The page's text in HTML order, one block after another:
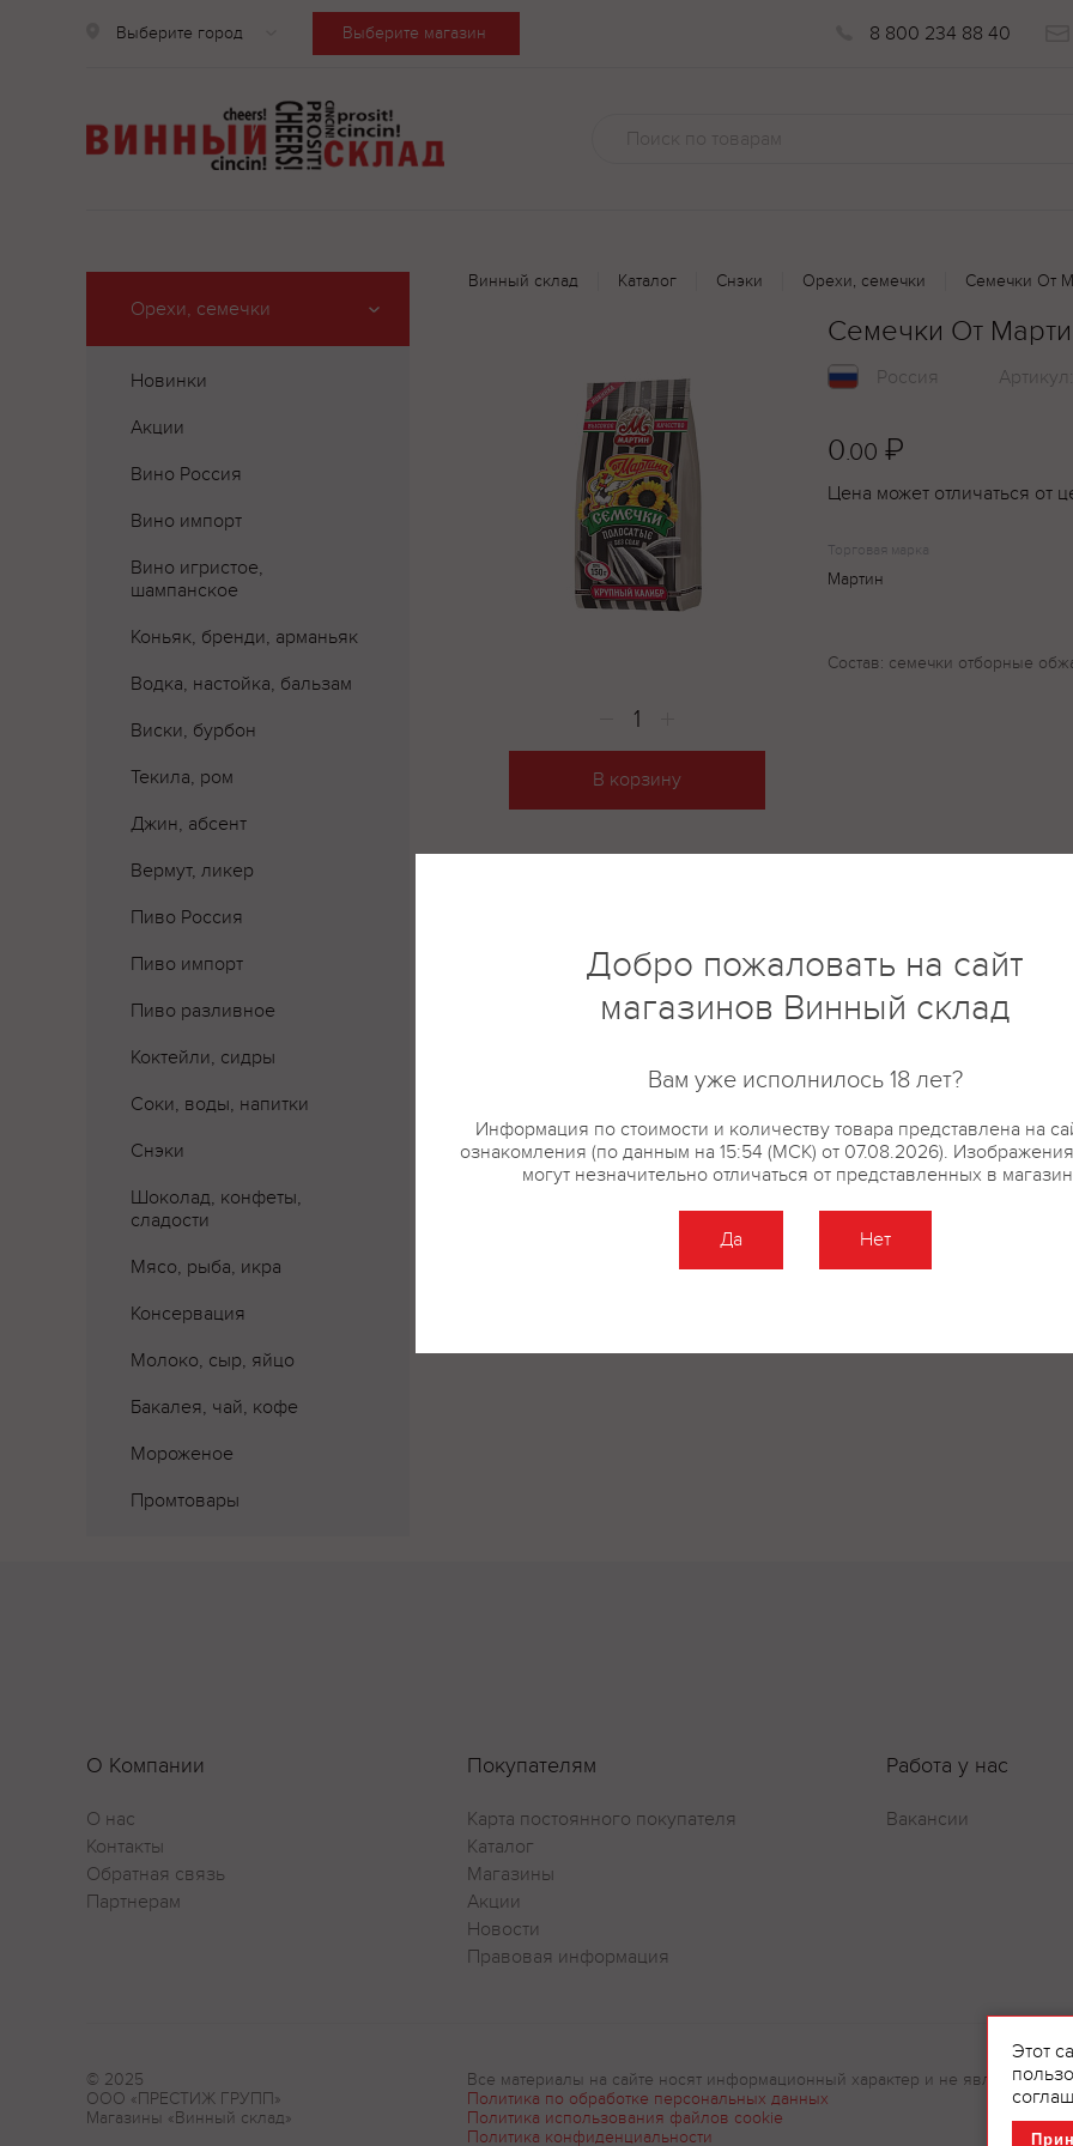
Выберите город Выберите магазин 8 800 234 88 40
Орехи, семечки
Новинки
Акции
Вино Россия
Вино импорт
Вино игристое,
шампанское
Коньяк, бренди, арманьяк
Водка, настойка, бальзам
Виски, бурбон
Текила, ром
Джин, абсент
Вермут, ликер
Пиво Россия
Пиво импорт
Пиво разливное
Коктейли, сидры
Соки, воды, напитки
Снэки
Шоколад, конфеты,
сладости
Мясо, рыба, икра
Консервация
Молоко, сыр, яйцо
Бакалея, чай, кофе
Мороженое
Промтовары
Винный склад Каталог Снэки Орехи, семечки Семечки От
В корзину
Семечки От
Россия Артикул:
0.00 ₽
Цена может отличаться от
Торговая марка
Мартин
Состав: семечки отборные
О Компании
О нас
Контакты
Обратная связь
Партнерам
Покупателям
Карта постоянного покупателя
Каталог
Магазины
Акции
Новости
Правовая информация
Работа у нас
Вакансии
© 2025
ООО «ПРЕСТИЖ ГРУПП»
Магазины «Винный склад»
Все материалы на сайте носят информационный характер и не являются
Политика по обработке персональных данных
Политика использования файлов cookie
Политика конфиденциальности
Этот
Добро пожаловать на сайт
магазинов Винный склад
Вам уже исполнилось 18 лет?
Информация по стоимости и количеству товара представлена на
ознакомления (по данным на 15:54 (МСК) от 07.08.2026).
могут незначительно отличаться от представленных в
Да Нет